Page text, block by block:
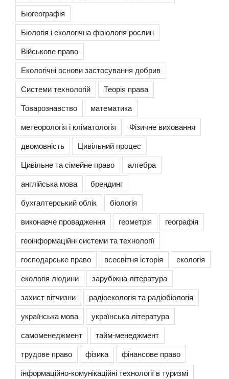
Біогеографія
Біологія і екологічна фізіологія рослин
Військове право
Екологічні основи застосування добрив
Системи технологій
Теорія права
Товарознавство
математика
метеорологія і кліматологія
Фізичне виховання
двомовність
Цивільний процес
Цивільне та сімейне право
алгебра
англійська мова
брендинг
бухгалтерський облік
біологія
виконавче провадження
геометрія
географія
геоінформаційні системи та технології
господарське право
всесвітня історія
екологія
екологія людини
зарубіжна література
захист вітчизни
радіоекологія та радіобіологія
українська мова
українська література
самоменеджмент
тайм-менеджмент
трудове право
фізика
фінансове право
інформаційно-комунікаційні технології в туризмі